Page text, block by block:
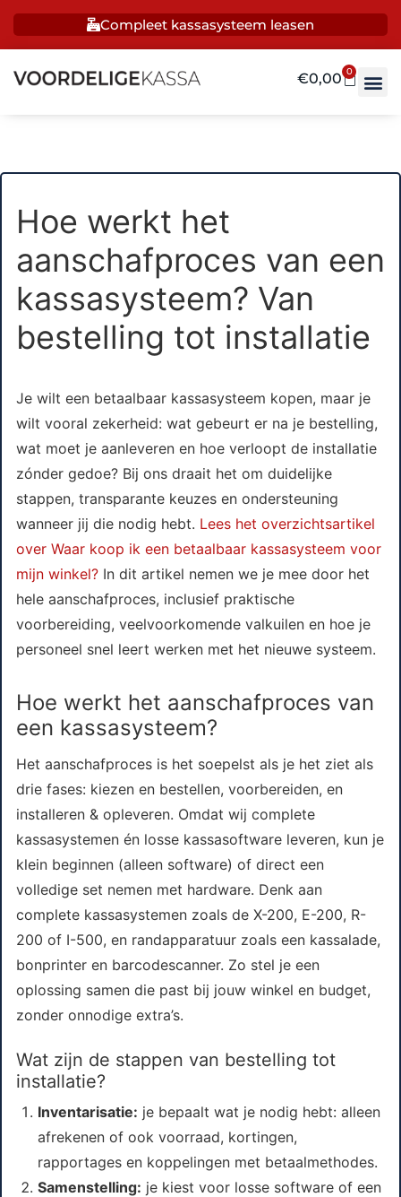
Compleet kassasysteem leasen
€0,00 0
Hoe werkt het
aanschafproces van een
kassasysteem? Van
bestelling tot installatie
Je wilt een betaalbaar kassasysteem kopen, maar je
wilt vooral zekerheid: wat gebeurt er na je bestelling,
wat moet je aanleveren en hoe verloopt de installatie
zónder gedoe? Bij ons draait het om duidelijke
stappen, transparante keuzes en ondersteuning
wanneer jij die nodig hebt. Lees het overzichtsartikel
over Waar koop ik een betaalbaar kassasysteem voor
mijn winkel? In dit artikel nemen we je mee door het
hele aanschafproces, inclusief praktische
voorbereiding, veelvoorkomende valkuilen en hoe je
personeel snel leert werken met het nieuwe systeem.
Hoe werkt het aanschafproces van
een kassasysteem?
Het aanschafproces is het soepelst als je het ziet als
drie fases: kiezen en bestellen, voorbereiden, en
installeren & opleveren. Omdat wij complete
kassasystemen én losse kassasoftware leveren, kun je
klein beginnen (alleen software) of direct een
volledige set nemen met hardware. Denk aan
complete kassasystemen zoals de X-200, E-200, R-
200 of I-500, en randapparatuur zoals een kassalade,
bonprinter en barcodescanner. Zo stel je een
oplossing samen die past bij jouw winkel en budget,
zonder onnodige extra’s.
Wat zijn de stappen van bestelling tot
installatie?
Inventarisatie: je bepaalt wat je nodig hebt: alleen
afrekenen of ook voorraad, kortingen,
rapportages en koppelingen met betaalmethodes.
Samenstelling: je kiest voor losse software of een